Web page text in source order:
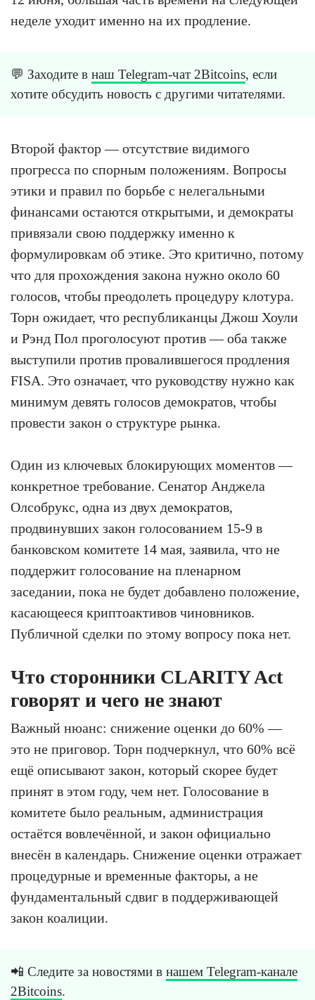
неделе уходит именно на их продление.
💬 Заходите в наш Telegram-чат 2Bitcoins, если
хотите обсудить новость с другими читателями.
Второй фактор — отсутствие видимого
прогресса по спорным положениям. Вопросы
этики и правил по борьбе с нелегальными
финансами остаются открытыми, и демократы
привязали свою поддержку именно к
формулировкам об этике. Это критично, потому
что для прохождения закона нужно около 60
голосов, чтобы преодолеть процедуру клотура.
Торн ожидает, что республиканцы Джош Хоули
и Рэнд Пол проголосуют против — оба также
выступили против провалившегося продления
FISA. Это означает, что руководству нужно как
минимум девять голосов демократов, чтобы
провести закон о структуре рынка.
Один из ключевых блокирующих моментов —
конкретное требование. Сенатор Анджела
Олсобрукс, одна из двух демократов,
продвинувших закон голосованием 15-9 в
банковском комитете 14 мая, заявила, что не
поддержит голосование на пленарном
заседании, пока не будет добавлено положение,
касающееся криптоактивов чиновников.
Публичной сделки по этому вопросу пока нет.
Что сторонники CLARITY Act
говорят и чего не знают
Важный нюанс: снижение оценки до 60% —
это не приговор. Торн подчеркнул, что 60% всё
ещё описывают закон, который скорее будет
принят в этом году, чем нет. Голосование в
комитете было реальным, администрация
остаётся вовлечённой, и закон официально
внесён в календарь. Снижение оценки отражает
процедурные и временные факторы, а не
фундаментальный сдвиг в поддерживающей
закон коалиции.
📲 Следите за новостями в нашем Telegram-канале
2Bitcoins.